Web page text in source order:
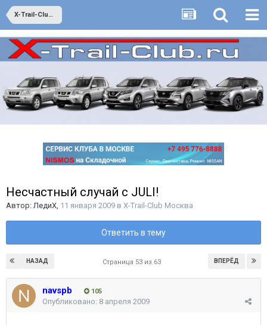
X-Trail-Club Москва
Несчастный случай с JULI!
Автор: ЛедиХ 11 января 2009 в X-Trail-Club Москва
Ответить в тему
НАЗАД ВПЕРЁД
Страница 53 из 63
navspb 105
Опубликовано: 8 апреля 2009